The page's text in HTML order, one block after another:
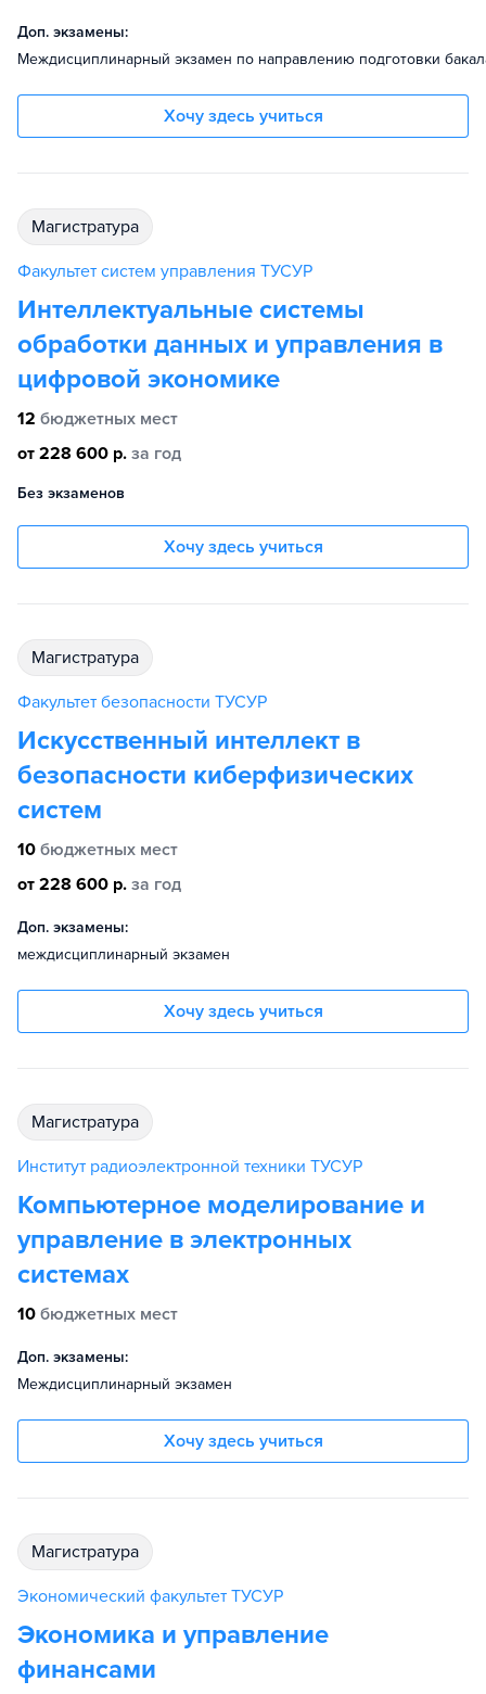
Доп. экзамены:
Междисциплинарный экзамен по направлению подготовки
Хочу здесь учиться
магистратура
Факультет систем управления ТУСУР
Интеллектуальные системы
обработки данных и управления в
цифровой экономике
12 бюджетных мест
от 228 600 р. за год
Без экзаменов
Хочу здесь учиться
магистратура
Факультет безопасности ТУСУР
Искусственный интеллект в
безопасности киберфизических
систем
10 бюджетных мест
от 228 600 р. за год
Доп. экзамены:
междисциплинарный экзамен
Хочу здесь учиться
магистратура
Институт радиоэлектронной техники ТУСУР
Компьютерное моделирование и
управление в электронных
системах
10 бюджетных мест
Доп. экзамены:
Междисциплинарный экзамен
Хочу здесь учиться
магистратура
Экономический факультет ТУСУР
Экономика и управление
финансами